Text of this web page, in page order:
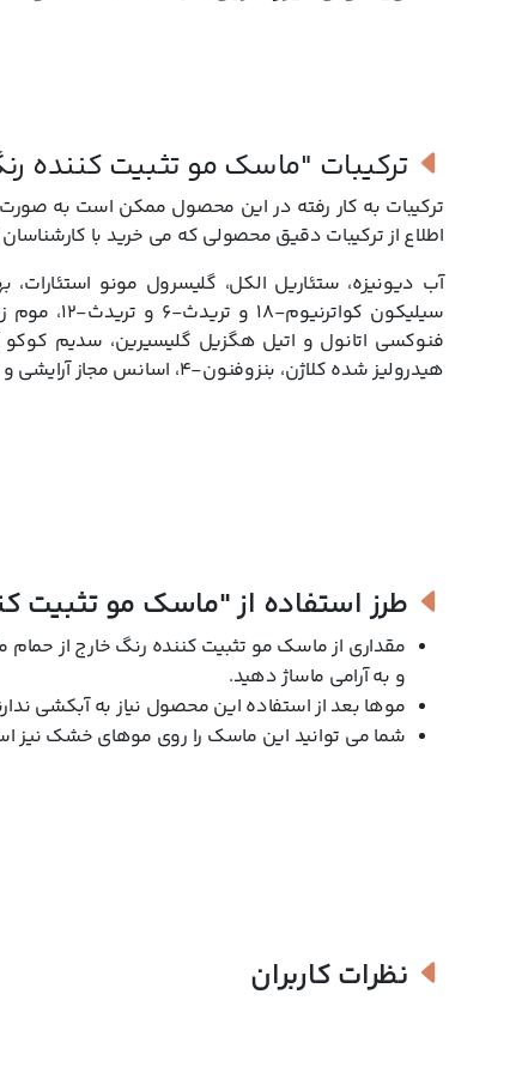
ترکیبات "ماسک مو تثبیت کننده
ترکیبات به کار رفته در این محصول ممکن است به
اطلاع از ترکیبات دقیق محصولی که می خرید با
آب دیونیزه، ستئاریل الکل، گلیسرول مونو استئارات،
سیلیکون
فنوکسی اتانول و اتیل هگزیل گلیسیرین، سدیم کوکو
هیدرولیز شده کلاژن، بنزوفنون-4، اسانس مجاز آرایشی و بهداشتی، ادتا.
طرز استفاده از"ماسک مو تثبیت
مقداری از ماسک مو تثبیت کننده رنگ خارج از حمام
و به آرامی ماساژ دهید.
موها بعد از استفاده این محصول نیاز به آبکشی
شما می توانید این ماسک را روی موهای خشک نیز
نظرات کاربران